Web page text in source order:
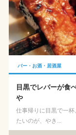
バー・お酒・居酒屋
目黒でレバーが食
や
仕事帰りに目黒で一
たいのが、やき...